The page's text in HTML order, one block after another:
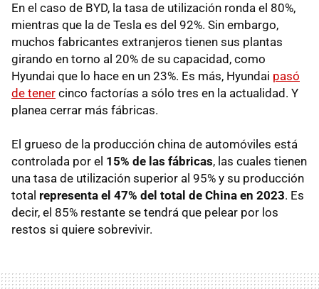
En el caso de BYD, la tasa de utilización ronda el 80%,
mientras que la de Tesla es del 92%. Sin embargo,
muchos fabricantes extranjeros tienen sus plantas
girando en torno al 20% de su capacidad, como
Hyundai que lo hace en un 23%. Es más, Hyundai pasó
de tener cinco factorías a sólo tres en la actualidad. Y
planea cerrar más fábricas.
El grueso de la producción china de automóviles está
controlada por el 15% de las fábricas, las cuales tienen
una tasa de utilización superior al 95% y su producción
total representa el 47% del total de China en 2023. Es
decir, el 85% restante se tendrá que pelear por los
restos si quiere sobrevivir.